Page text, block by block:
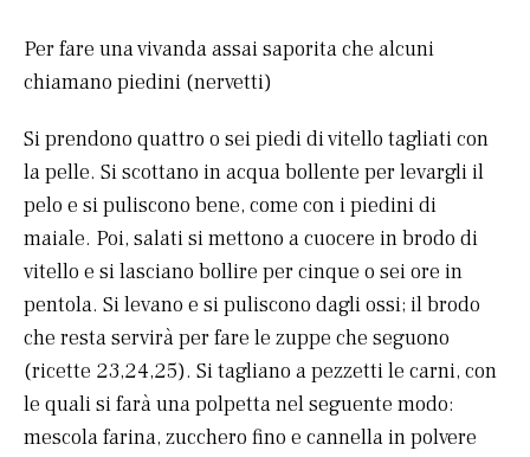
Per fare una vivanda assai saporita che alcuni
chiamano piedini (nervetti)
Si prendono quattro o sei piedi di vitello tagliati con
la pelle. Si scottano in acqua bollente per levargli il
pelo e si puliscono bene, come con i piedini di
maiale. Poi, salati si mettono a cuocere in brodo di
vitello e si lasciano bollire per cinque o sei ore in
pentola. Si levano e si puliscono dagli ossi; il brodo
che resta servirà per fare le zuppe che seguono
(ricette 23,24,25). Si tagliano a pezzetti le carni, con
le quali si farà una polpetta nel seguente modo:
mescola farina, zucchero fino e cannella in polvere